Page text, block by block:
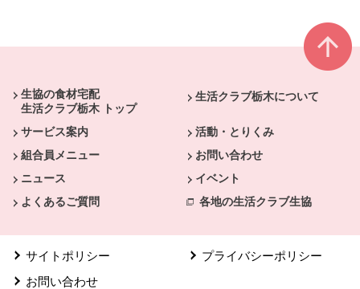
生協の食材宅配
生活クラブ栃木 トップ
生活クラブ栃木について
サービス案内
活動・とりくみ
組合員メニュー
お問い合わせ
ニュース
イベント
よくあるご質問
各地の生活クラブ生協
サイトポリシー
プライバシーポリシー
お問い合わせ